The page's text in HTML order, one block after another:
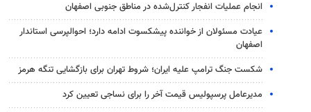
انجام عملیات انفجار کنترل‌شده در مناطق جنوبی اصفهان
عیادت مسئولان از خواننده پیشکسوت ادامه دارد؛ احوالپرسی استاندار
اصفهان
شکست جنگ ترامپ علیه ایران؛ شروط تهران برای بازگشایی تنگه هرمز
مدیرعامل پرسپولیس قیمت آخر را برای نساجی تعیین کرد